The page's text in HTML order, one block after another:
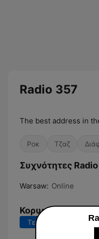
Radio 357
The best address in
Ροκ Τζαζ
Συχνότητες
Warsaw: Online
Κορυφαία
Τελευταίες 7 ημέρες